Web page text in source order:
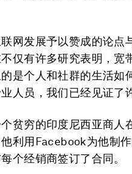
网发展予以赞成的论点
仅有许多研究表明，宽
是个人和社群的生活如
人员，我们已经见证了
贫穷的印度尼西亚商人
利用Facebook为他制
个经销商签订了合同。